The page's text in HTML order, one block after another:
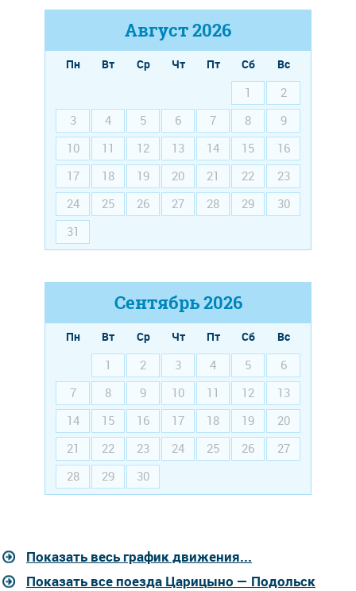
Август2026
Пн Вт Ср Чт Пт Сб
Вс
1
2
3
4 5 6 7 8
9
10
11 12 13 14 15
16
17
18 19 20 21 22
23
24
25 26 27 28 29
30
31
Сентябрь2026
Пн Вт Ср Чт Пт Сб
Вс
1
2 3 4 5
6
7
8 9 10 11 12
13
14
15 16 17 18 19
20
21
22 23 24 25 26
27
28
29 30
Показать весь график движения...
Показать все поезда Царицыно — Подольск